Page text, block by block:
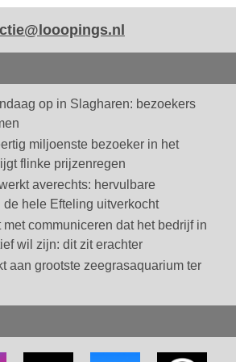
op in Slagharen: bezoekers
miljoenste bezoeker in het
flinke prijzenregen
averechts: hervulbare
hele Efteling uitverkocht
met communiceren dat het bedrijf in
wil zijn: dit zit erachter
aan grootste zeegrasaquarium ter